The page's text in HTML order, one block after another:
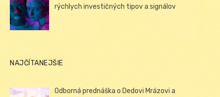
rýchlych investičných tipov a signálov
NAJČÍTANEJŠIE
Odborná prednáška o Dedovi Mrázovi a